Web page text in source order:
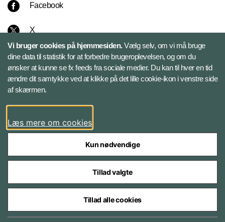
Facebook
X
Instagram
Bluesky
LinkedIn
Styrelser og myndigheder under Forsvarsministeriet
Vi bruger cookies på hjemmesiden.Vælg selv, om vi må bruge
dine data til statistik for at forbedre brugeroplevelsen, og om du
ønsker at kunne se fx feeds fra sociale medier. Du kan til hver en tid
ændre dit samtykke ved at klikke på det lille cookie-ikon i venstre side
af skærmen.
Læs mere om cookies
Kun nødvendige
Tillad valgte
Tillad alle cookies